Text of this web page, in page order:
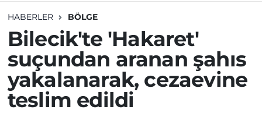
HABERLER BÖLGE
Bilecik'te 'Hakaret'
suçundan aranan şahıs
yakalanarak, cezaevine
teslim edildi
SPOR
EKONOMİ
SİYASET
SİYASET
SPOR
EKONOMİ
Odunpazarı Trafik Yoğunluk Haritası
TFF 3.Lig 4.Grup Puan Durumu ve Fikstür
Tüm Manşetler